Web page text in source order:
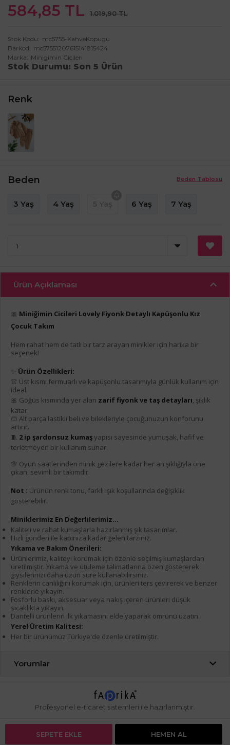
584,85 TL 1.019,90 TL
Stok Kodu
mc5755-KahveKopugu
Barkod
mc57551207615141815424
Marka
Minigimin Cicileri
Stok Durumu Son 5 Ürün
Renk
Beden Tablosu
Beden
3 Yaş 4 Yaş 6 Yaş 7 Yaş
SEPETE EKLE HEMEN AL
Ürün Açıklaması
🎀 Miniğimin Cicileri Lovely Fiyonk Detaylı Kapüşonlu Kız
Çocuk Takım
Hem rahat hem de tatlı bir tarz arayan minikler için harika bir
seçenek!
Ürün Özellikleri:
👚 Üst kısmı fermuarlı ve kapüşonlu tasarımıyla günlük kullanım için
ideal.
🎀 Göğüs kısmında yer alan zarif fiyonk ve taş detayları, şıklık
katar.
🩳 Alt parça lastikli beli ve bilekleriyle çocuğunuzun konforunu
artırır.
🧵 2 ip şardonsuz kumaşyapısı sayesinde yumuşak, hafif ve
terletmeyen bir kullanım sunar.
🌸 Oyun saatlerinden minik gezilere kadar her an şıklığıyla öne
çıkan, sevimli bir takımdır.
Not : Ürünün renk tonu, farklı ışık koşullarında değişiklik
gösterebilir.
Miniklerimiz En Değerlilerimiz...
Kaliteli ve rahat kumaşlarla hazırlanmış şık tasarımlar.
Hızlı gönderi ile kapınıza kadar gelen tarzınız.
Yıkama ve Bakım Önerileri:
Ürünlerimiz, kaliteyi korumak için özenle seçilmiş kumaşlardan
üretilmiştir. Yıkama ve ütüleme talimatlarına özen göstererek
giysilerinizi daha uzun süre kullanabilirsiniz.
Renklerin canlılığını korumak için, ürünleri ters çevirerek ve benzer
renklerle yıkayın.
Fosforlu baskı, aksesuar veya nakış içeren ürünleri düşük
sıcaklıkta yıkayın.
Dantelli ürünlerin ilk yıkamasını elde yaparak ömrünü uzatın.
Yerel Üretim Kalitesi:
Her bir ürünümüz Türkiye'de özenle üretilmiştir.
Yorumlar
Profesyonel e-ticaret sistemleri ile hazırlanmıştır.